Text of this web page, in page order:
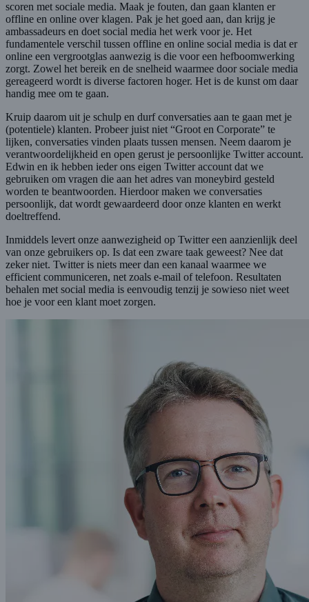
scoren met sociale media. Maak je fouten, dan gaan klanten er
offline en online over klagen. Pak je het goed aan, dan krijg je
ambassadeurs en doet social media het werk voor je. Het
fundamentele verschil tussen offline en online social media is dat er
online een vergrootglas aanwezig is die voor een hefboomwerking
zorgt. Zowel het bereik en de snelheid waarmee door sociale media
gereageerd wordt is diverse factoren hoger. Het is de kunst om daar
handig mee om te gaan.
Kruip daarom uit je schulp en durf conversaties aan te gaan met je
(potentiele) klanten. Probeer juist niet “Groot en Corporate” te
lijken, conversaties vinden plaats tussen mensen. Neem daarom je
verantwoordelijkheid en open gerust je persoonlijke Twitter account.
Edwin en ik hebben ieder ons eigen Twitter account dat we
gebruiken om vragen die aan het adres van moneybird gesteld
worden te beantwoorden. Hierdoor maken we conversaties
persoonlijk, dat wordt gewaardeerd door onze klanten en werkt
doeltreffend.
Inmiddels levert onze aanwezigheid op Twitter een aanzienlijk deel
van onze gebruikers op. Is dat een zware taak geweest? Nee dat
zeker niet. Twitter is niets meer dan een kanaal waarmee we
efficient communiceren, net zoals e-mail of telefoon. Resultaten
behalen met social media is eenvoudig tenzij je sowieso niet weet
hoe je voor een klant moet zorgen.